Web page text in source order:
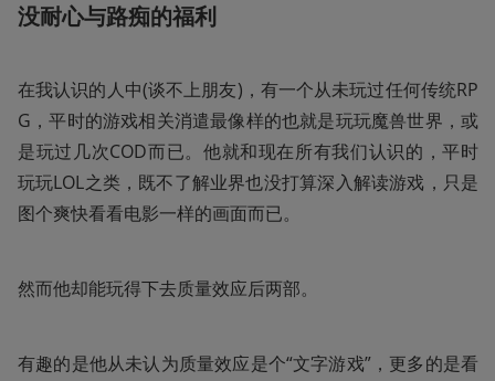
没耐心与路痴的福利
在我认识的人中(谈不上朋友)，有一个从未玩过任何传统RP
G，平时的游戏相关消遣最像样的也就是玩玩魔兽世界，或
是玩过几次COD而已。他就和现在所有我们认识的，平时
玩玩LOL之类，既不了解业界也没打算深入解读游戏，只是
图个爽快看看电影一样的画面而已。
然而他却能玩得下去质量效应后两部。
有趣的是他从未认为质量效应是个“文字游戏”，更多的是看